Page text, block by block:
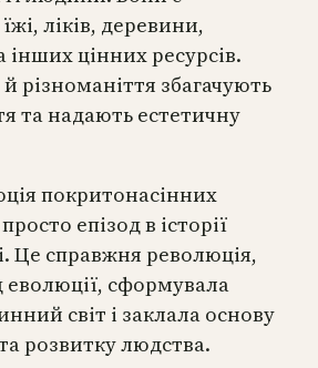
ліків, деревини,
інших цінних ресурсів.
й різноманіття збагачують
та надають естетичну
покритонасінних
епізод в історії
Це справжня революція,
еволюції, сформувала
світ і заклала основу
розвитку людства.